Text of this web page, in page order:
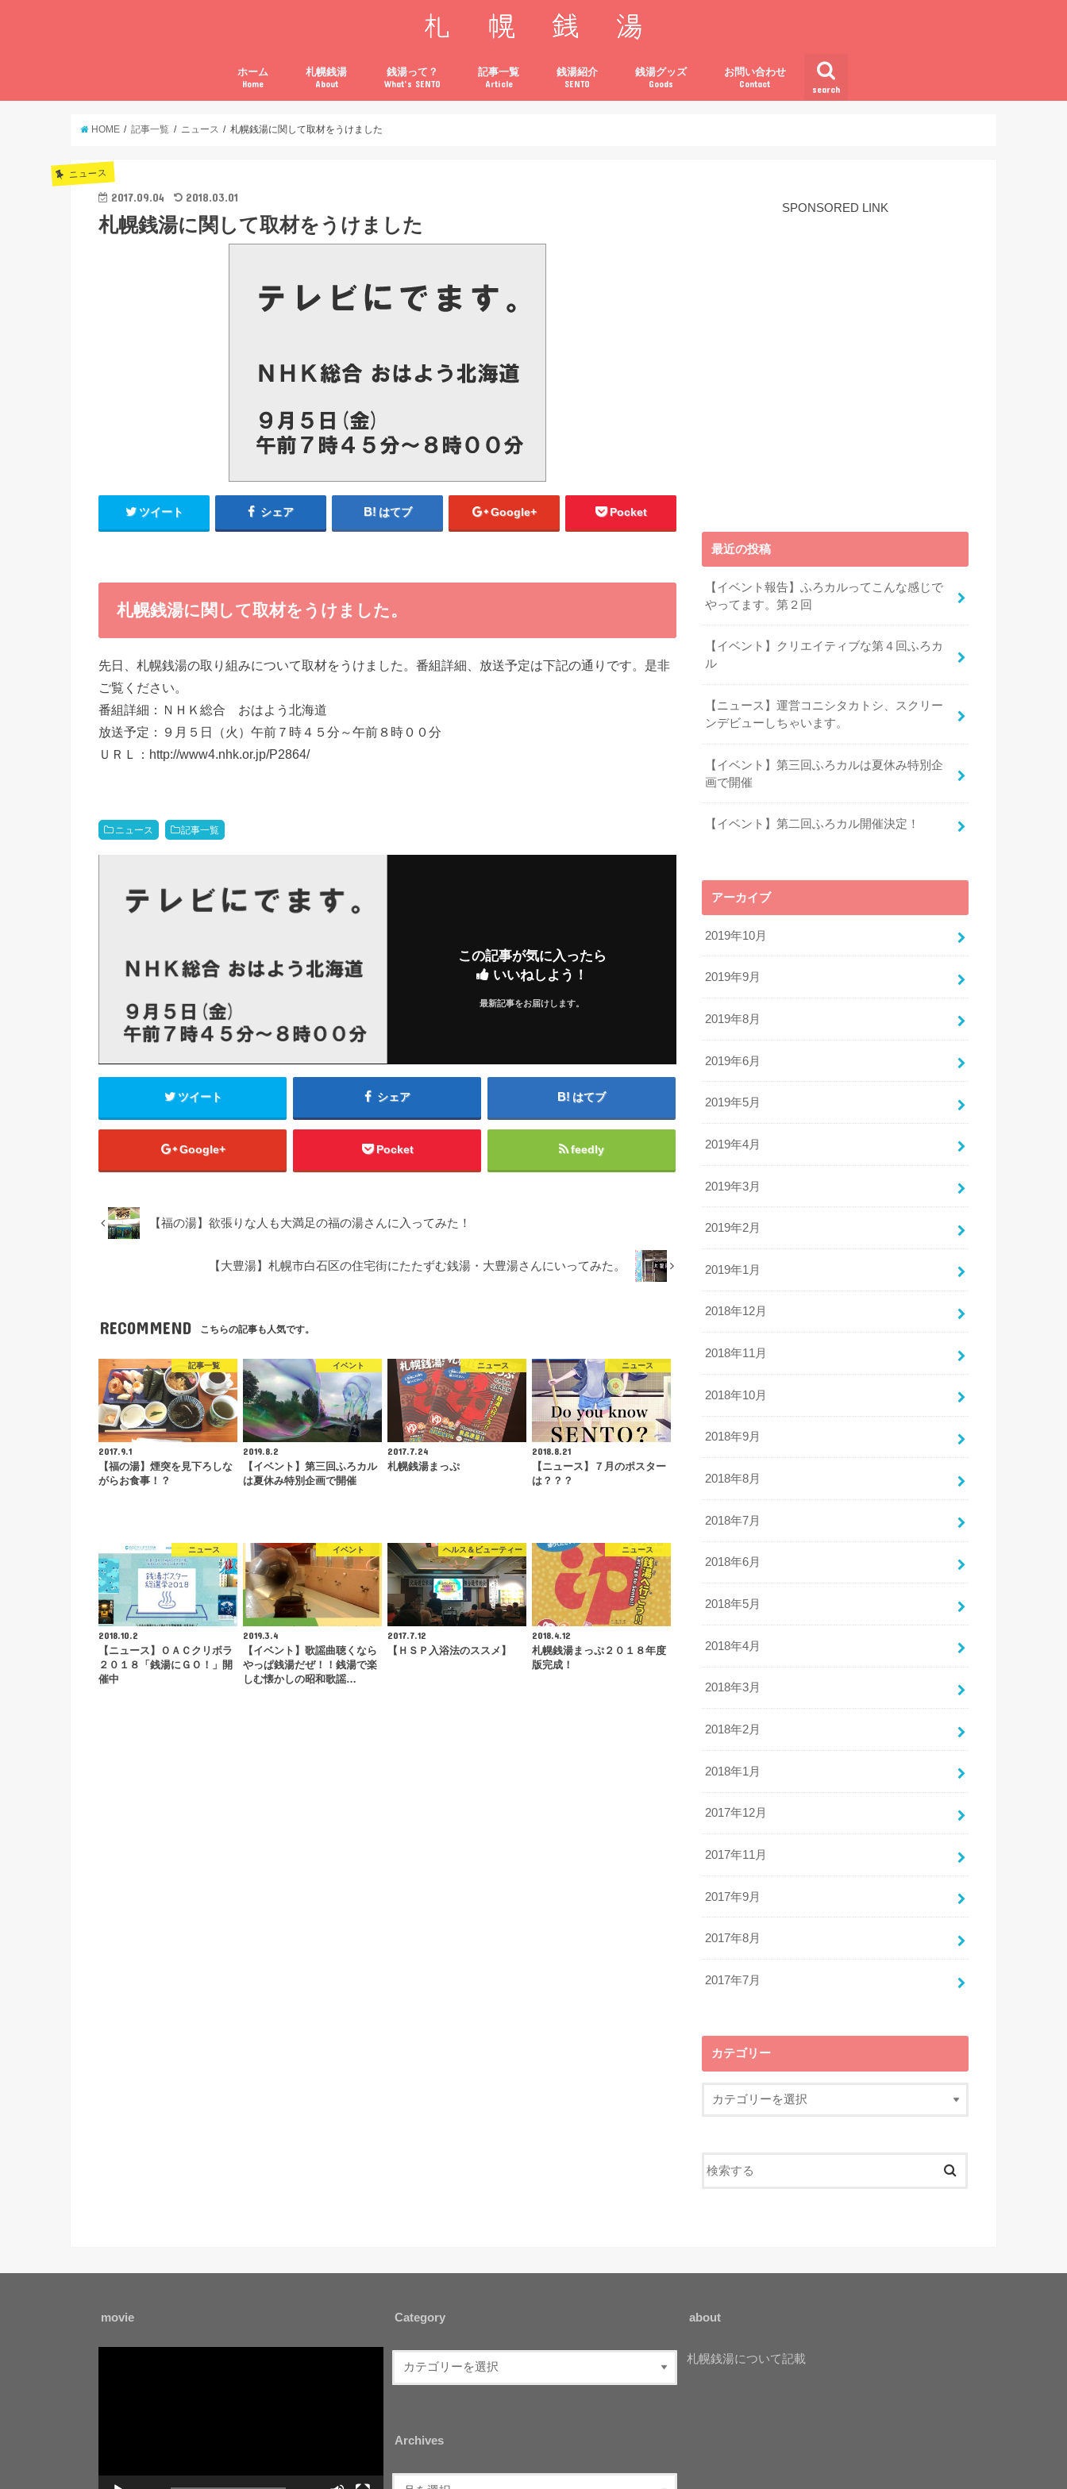
search
ホーム
Home
札幌銭湯
About
銭湯って？
What’s SENTO
記事一覧
Article
銭湯紹介
SENTO
銭湯グッズ
Goods
お問い合わせ
Contact
HOME 記事一覧 ニュース 札幌銭湯に関して取材をうけました
ニュース
2017.09.04 2018.03.01
札幌銭湯に関して取材をうけました
ツイート シェア はてブ Google+ Pocket
札幌銭湯に関して取材をうけました。
先日、札幌銭湯の取り組みについて取材をうけました。番組詳細、放送予定は下記の通りです。是非
ご覧ください。
番組詳細：ＮＨＫ総合 おはよう北海道
放送予定：９月５日（火）午前７時４５分～午前８時００分
ＵＲＬ：http://www4.nhk.or.jp/P2864/
ニュース 記事一覧
この記事が気に入ったら
いいねしよう！
最新記事をお届けします。
ツイート シェア はてブ
Google+ Pocket feedly
【福の湯】欲張りな人も大満足の福の湯さんに入ってみた！
【大豊湯】札幌市白石区の住宅街にたたずむ銭湯・大豊湯さんにいってみた。
RECOMMEND こちらの記事も人気です。
記事一覧
2017.9.1
【福の湯】煙突を見下ろしな
がらお食事！？
イベント
2019.8.2
【イベント】第三回ふろカル
は夏休み特別企画で開催
ニュース
2017.7.24
札幌銭湯まっぷ
ニュース
2018.8.21
【ニュース】７月のポスター
は？？？
ニュース
2018.10.2
【ニュース】ＯＡＣクリボラ
２０１８「銭湯にＧＯ！」開
催中
イベント
2019.3.4
【イベント】歌謡曲聴くなら
やっぱ銭湯だぜ！！銭湯で楽
しむ懐かしの昭和歌謡…
ヘルス＆ビューティー
2017.7.12
【ＨＳＰ入浴法のススメ】
ニュース
2018.4.12
札幌銭湯まっぷ２０１８年度
版完成！
SPONSORED LINK
最近の投稿
【イベント報告】ふろカルってこんな感じで
やってます。第２回
【イベント】クリエイティブな第４回ふろカ
ル
【ニュース】運営コニシタカトシ、スクリー
ンデビューしちゃいます。
【イベント】第三回ふろカルは夏休み特別企
画で開催
【イベント】第二回ふろカル開催決定！
アーカイブ
2019年10月
2019年9月
2019年8月
2019年6月
2019年5月
2019年4月
2019年3月
2019年2月
2019年1月
2018年12月
2018年11月
2018年10月
2018年9月
2018年8月
2018年7月
2018年6月
2018年5月
2018年4月
2018年3月
2018年2月
2018年1月
2017年12月
2017年11月
2017年9月
2017年8月
2017年7月
カテゴリー
movie Category
Archives
about
札幌銭湯について記載